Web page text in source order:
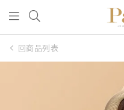
回商品列表